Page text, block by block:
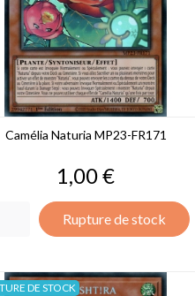
Camélia Naturia MP23-FR171
Prix
1,00 €
Rupture de stock
DE STOCK